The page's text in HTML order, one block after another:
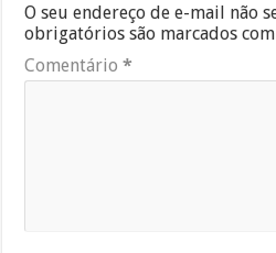
O seu endereço de e-mail não
obrigatórios são marcados
Comentário*